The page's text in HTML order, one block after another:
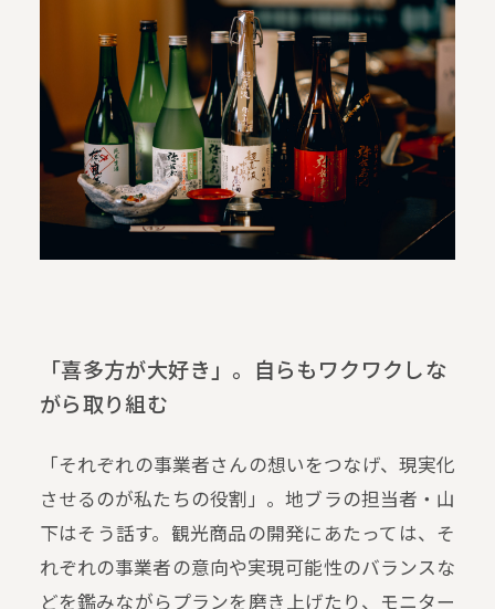
「喜多方が大好き」。自らもワクワクしな
がら取り組む
「それぞれの事業者さんの想いをつなげ、現実化
させるのが私たちの役割」。地ブラの担当者・山
下はそう話す。観光商品の開発にあたっては、そ
れぞれの事業者の意向や実現可能性のバランスな
どを鑑みながらプランを磨き上げたり、モニター